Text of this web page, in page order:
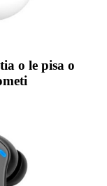
o le pisa o